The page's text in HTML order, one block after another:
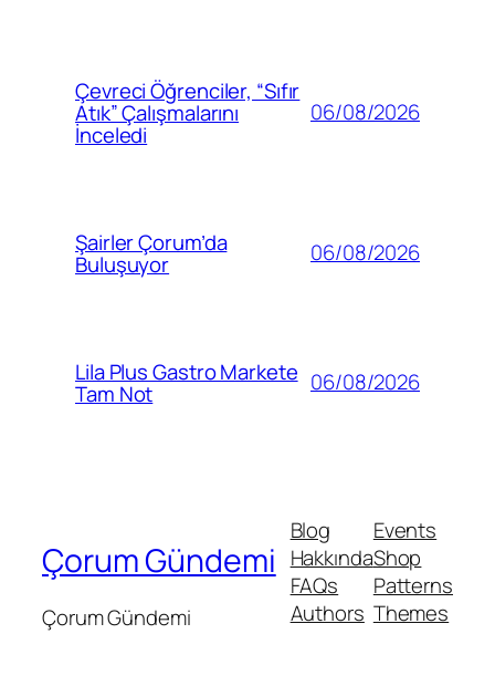
Çevreci Öğrenciler, “Sıfır
Atık” Çalışmalarını
İnceledi
06/08/2026
Şairler Çorum’da
Buluşuyor 06/08/2026
Lila Plus Gastro Markete
Tam Not 06/08/2026
Çorum Gündemi
Çorum Gündemi
Blog
Hakkında
FAQs
Authors
Events
Shop
Patterns
Themes